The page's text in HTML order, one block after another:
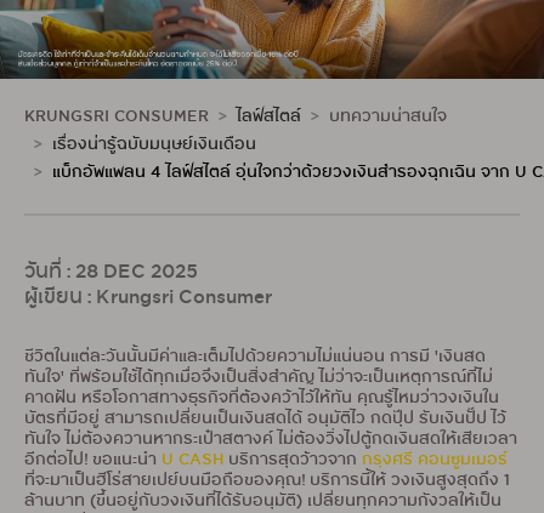
KRUNGSRI CONSUMER ไลฟ์สไตล์
บทความน่าสนใจ
เรื่องน่ารู้ฉบับมนุษย์เงินเดือน
แบ็กอัพแพลน 4 ไลฟ์สไตล์ อุ่นใจกว่าด้วยวงเงินสำรองฉุกเฉิน จาก U
วันที่ : 28 DEC 2025
ผู้เขียน : Krungsri Consumer
ชีวิตในแต่ละวันนั้นมีค่าและเต็มไปด้วยความไม่แน่นอน การมี 'เงินสด
ทันใจ' ที่พร้อมใช้ได้ทุกเมื่อจึงเป็นสิ่งสำคัญ ไม่ว่าจะเป็นเหตุการณ์ที่ไม่
คาดฝัน หรือโอกาสทางธุรกิจที่ต้องคว้าไว้ให้ทัน คุณรู้ไหมว่าวงเงินใน
บัตรที่มีอยู่ สามารถเปลี่ยนเป็นเงินสดได้ อนุมัติไว กดปุ๊ป รับเงินปั๊ป ไว้
ทันใจ ไม่ต้องควานหากระเป๋าสตางค์ ไม่ต้องวิ่งไปตู้กดเงินสดให้เสียเวลา
อีกต่อไป! ขอแนะนำ U CASH บริการสุดว้าวจาก กรุงศรี คอนซูมเมอร์
ที่จะมาเป็นฮีโร่สายเปย์บนมือถือของคุณ! บริการนี้ให้ วงเงินสูงสุดถึง 1
ล้านบาท (ขึ้นอยู่กับวงเงินที่ได้รับอนุมัติ) เปลี่ยนทุกความกังวลให้เป็น